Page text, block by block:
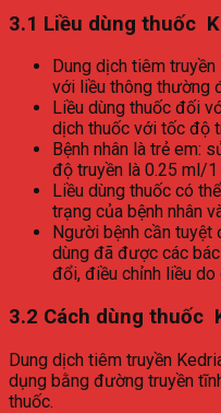
3.1 Liều dùng thuốc
Dung dịch tiêm truyền
với liều thông thường
Liều dùng thuốc đối
dịch thuốc với tốc độ
Bệnh nhân là trẻ em:
độ truyền là 0.25 ml/1
Liều dùng thuốc có
trạng của bệnh nhân
Người bệnh cần tuyệt
dùng đã được các
đổi, điều chỉnh liều do
3.2 Cách dùng thuốc
Dung dịch tiêm truyền
dụng bằng đường truyền
thuốc.